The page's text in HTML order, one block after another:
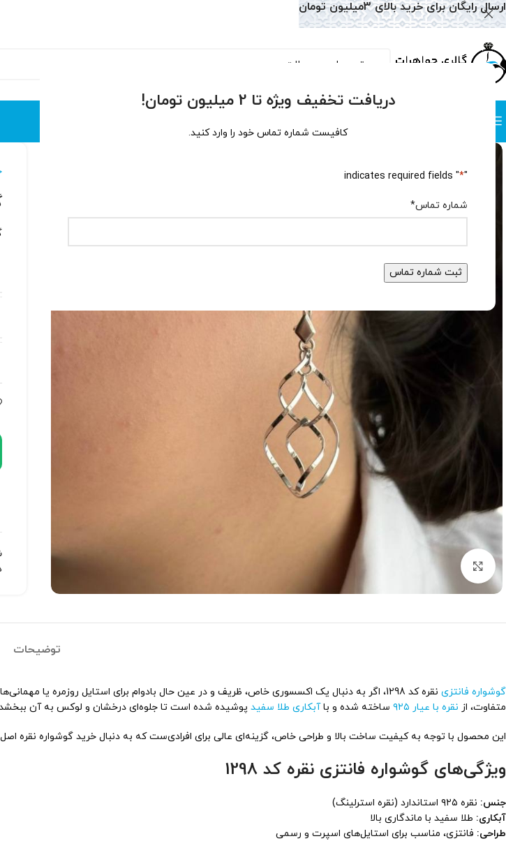
دریافت تخفیف ویژه تا 2 میلیون تومان!
کافیست شماره تماس خود را وارد کنید.
"
*
" indicates required fields
شماره تماس*
برای بزرگنمایی کلیک کنید
توضیحات
گوشواره فانتزی
نقره کد 1298، اگر به دنبال یک اکسسوری خاص، ظریف و در عین حال بادوام برای استایل روزمره
متفاوت، از نقره با عیار ۹۲۵ ساخته شده و باآبکاری طلا سفید پوشیده شده است تا جلوه‌ای درخشان و لوکس به آن
این محصول با توجه به کیفیت ساخت بالا و طراحی خاص، گزینه‌ای عالی برای افرادی‌ست که به دنبال خرید گوشواره
ویژگی‌های گوشواره فانتزی نقره کد 1298
جنس: نقره ۹۲۵ استاندارد (نقره استرلینگ)
آبکاری: طلا سفید با ماندگاری بالا
طراحی: فانتزی، مناسب برای استایل‌های اسپرت و رسمی
ارسال رایگان برای خرید بالای 3میلیون تومان